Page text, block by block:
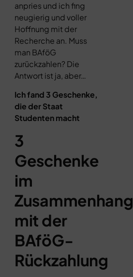
anpries und ich fing
neugierig und voller
Hoffnung mit der
Recherche an. Muss
man BAföG
zurückzahlen? Die
Antwort ist ja, aber…
Ich fand 3 Geschenke,
die der Staat
Studenten macht
3
Geschenke
im
Zusammenhang
mit der
BAföG-
Rückzahlung